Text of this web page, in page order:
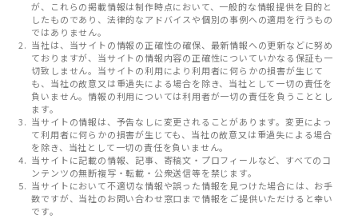
が、これらの掲載情報は制作時点において、一般的な情報提供を目的と
したものであり、法律的なアドバイスや個別の事例への適用を行うもの
ではありません。
当社は、当サイトの情報の正確性の確保、最新情報への更新などに努め
ておりますが、当サイトの情報内容の正確性についていかなる保証も一
切致しません。当サイトの利用により利用者に何らかの損害が生じて
も、当社の故意又は重過失による場合を除き、当社として一切の責任を
負いません。情報の利用については利用者が一切の責任を負うこととし
ます。
当サイトの情報は、予告なしに変更されることがあります。変更によっ
て利用者に何らかの損害が生じても、当社の故意又は重過失による場合
を除き、当社として一切の責任を負いません。
当サイトに記載の情報、記事、寄稿文・プロフィールなど、すべてのコ
ンテンツの無断複写・転載・公衆送信等を禁じます。
当サイトにおいて不適切な情報や誤った情報を見つけた場合には、お手
数ですが、当社のお問い合わせ窓口まで情報をご提供いただけると幸い
です。